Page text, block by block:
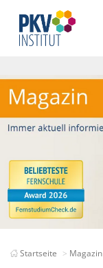
Startseite Magazin